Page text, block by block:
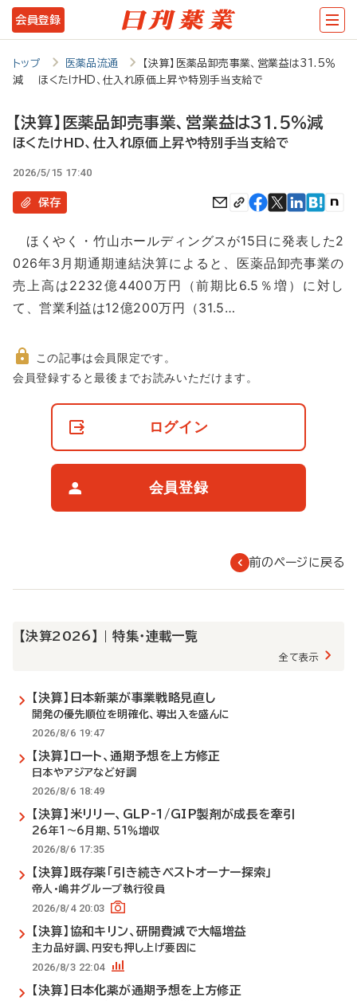
メ
イ
コ
テ
ツ
に
動
会員登録
トップ 医薬品流通
【決算】医薬品卸売事業、営業益は31.5％
減 ほくたけHD、仕入れ原価上昇や特別手当支給で
【決算】医薬品卸売事業、営業益は31.5％減
ほくたけHD、仕入れ原価上昇や特別手当支給で
2026/5/15 17:40
保存
ほくやく・竹山ホールディングスが15日に発表した2
026年3月期通期連結決算によると、医薬品卸売事業の
売上高は2232億4400万円（前期比6.5％増）に対し
て、営業利益は12億200万円（31.5…
非
この記事は会員限定です。
会員登録すると最後までお読みいただけます。
ログイン
会員登録
前のページに戻る
【決算2026】 | 特集・連載一覧
全て表示
【決算】日本新薬が事業戦略見直し
開発の優先順位を明確化、導出入を盛んに
2026/8/6 19:47
【決算】ロート、通期予想を上方修正
日本やアジアなど好調
2026/8/6 18:49
【決算】米リリー、GLP-1/GIP製剤が成長を牽引
26年1～6月期、51％増収
2026/8/6 17:35
【決算】既存薬「引き続きベストオーナー探索」
帝人・嶋井グループ執行役員
2026/8/4 20:03
【決算】協和キリン、研開費減で大幅増益
主力品好調、円安も押し上げ要因に
2026/8/3 22:04
【決算】日本化薬が通期予想を上方修正